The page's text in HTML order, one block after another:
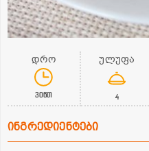
დრო
30წთ
ულუფა
4
ინგრედიენტები